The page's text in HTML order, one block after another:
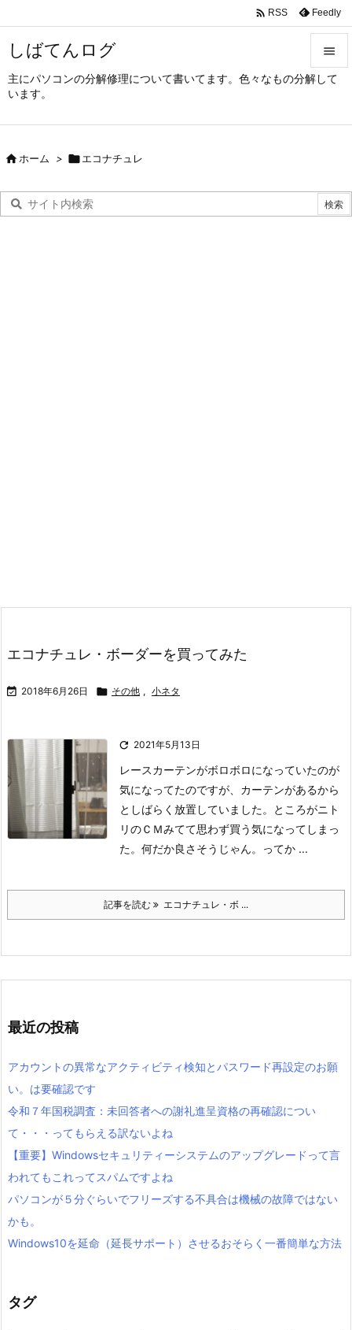
しばてんログ
主にパソコンの分解修理について書いてます。色々なもの分解して
います。




 RSS Feedly
ホーム > エコナチュレ
エコナチュレ・ボーダーを買ってみた
 2018年6月26日  その他 , 小ネタ
 2021年5月13日
レースカーテンがボロボロになっていたのが
気になってたのですが、 カーテンがあるから
としばらく放置していました。
ところがニト
リのＣＭみてて思わず買う気になってしまっ
た。 何だか良さそうじゃん。ってか ...
記事を読む エコナチュレ・ボ ...
最近の投稿
アカウントの異常なアクティビティ検知とパスワード再設定のお願
い。は要確認です
令和７年国税調査：未回答者への謝礼進呈資格の再確認につい
て・・・ってもらえる訳ないよね
【重要】Windowsセキュリティーシステムのアップグレードって言
われてもこれってスパムですよね
パソコンが５分ぐらいでフリーズする不具合は機械の故障ではない
かも。
Windows10を延命（延長サポート）させるおそらく一番簡単な方法
タグ